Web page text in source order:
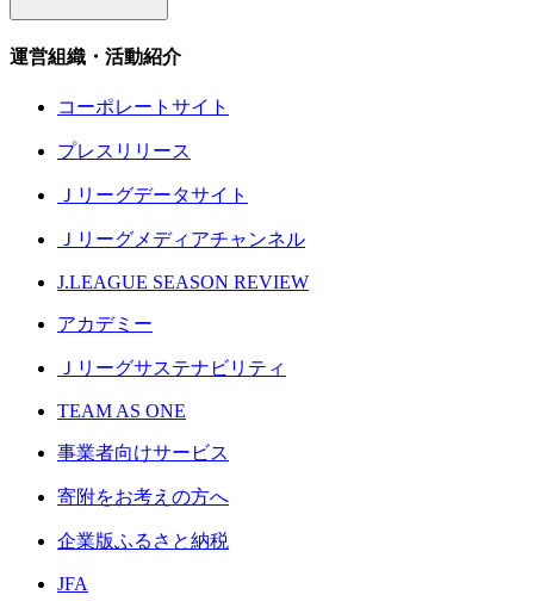
運営組織・活動紹介
コーポレートサイト
プレスリリース
Ｊリーグデータサイト
Ｊリーグメディアチャンネル
J.LEAGUE SEASON REVIEW
アカデミー
Ｊリーグサステナビリティ
TEAM AS ONE
事業者向けサービス
寄附をお考えの方へ
企業版ふるさと納税
JFA